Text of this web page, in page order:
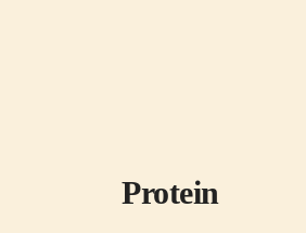
Protein